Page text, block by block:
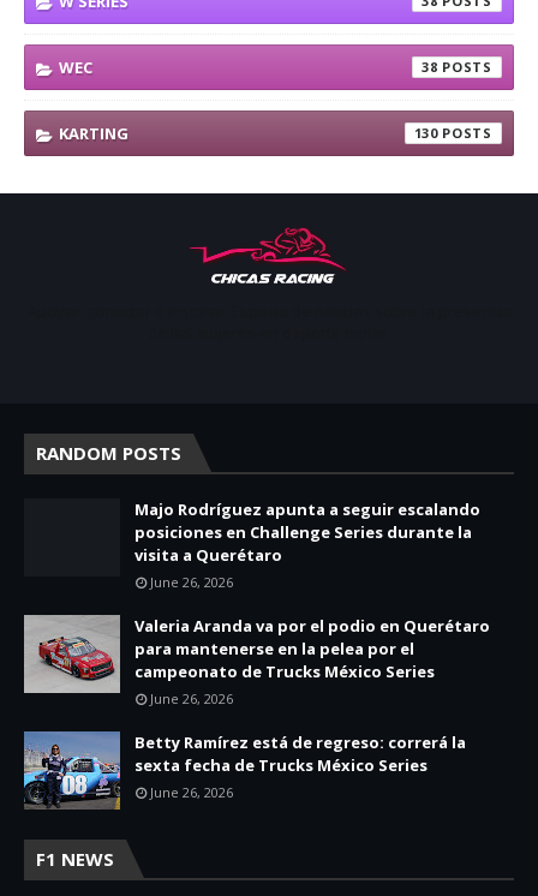
WEC 38
KARTING 130
RANDOM POSTS
Majo Rodríguez apunta a seguir escalando
posiciones en Challenge Series durante la
visita a Querétaro
June 26, 2026
Valeria Aranda va por el podio en Querétaro
para mantenerse en la pelea por el
campeonato de Trucks México Series
June 26, 2026
Betty Ramírez está de regreso: correrá la
sexta fecha de Trucks México Series
June 26, 2026
F1 NEWS